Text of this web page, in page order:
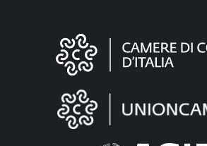
Informazioni
"Fattura